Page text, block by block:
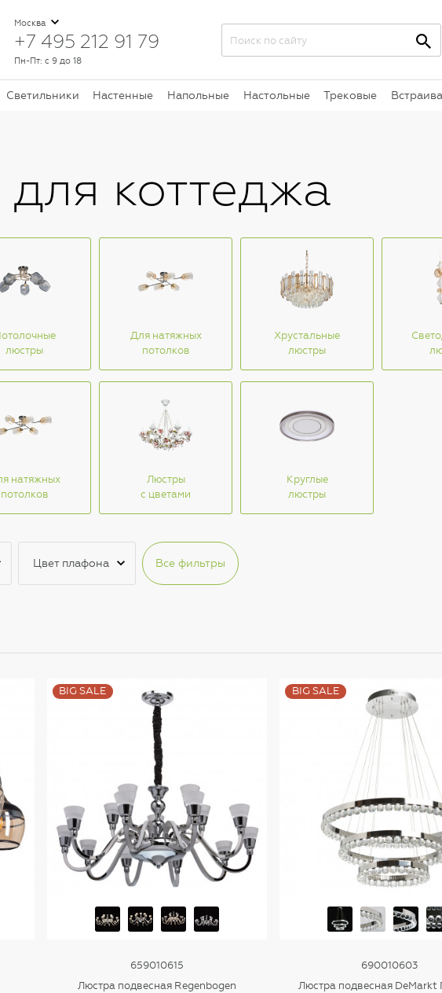
Москва
+7 495 212 91 79
Пн-Пт: с 9 до 18
Светильники Настенные Напольные Настольные Трековые
коттеджа
люстры
Для натяжных
потолков
Хрустальные
люстры
натяжных
потолков
Люстры
с цветами
Круглые
люстры
Цвет плафона Все фильтры
BIG SALE
659010615
Люстра подвесная Regenbogen
BIG SALE
690010603
Люстра подвесная DeMarkt